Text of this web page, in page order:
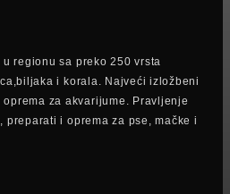
regionu sa preko 250 vrsta
i korala. Najveći izložbeni
za akvarijume. Pravljenje
preparati i oprema za pse, mačke i